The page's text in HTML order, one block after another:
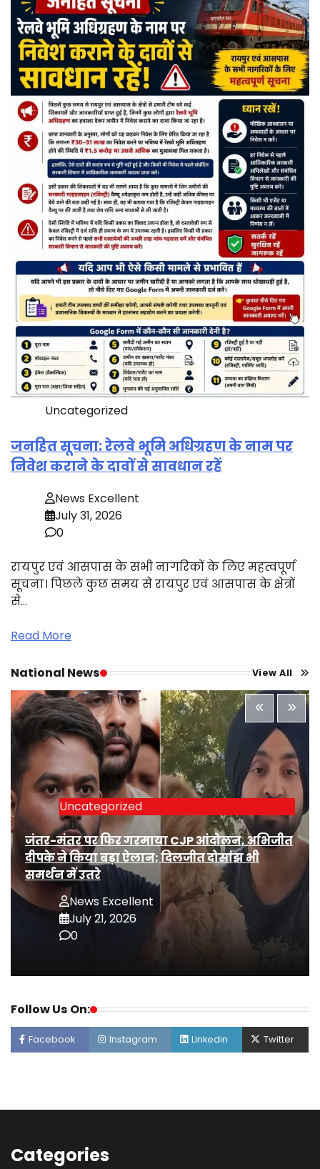
Uncategorized
जनहित सूचना: रेलवे भूमि अधिग्रहण के नाम पर
निवेश कराने के दावों से सावधान रहें
News Excellent
July 31, 2026
0
रायपुर एवं आसपास के सभी नागरिकों के लिए महत्वपूर्ण
सूचना। पिछले कुछ समय से रायपुर एवं आसपास के क्षेत्रों
से…
Read More
National News View All
Uncategorized
जंतर-मंतर पर फिर गरमाया CJP आंदोलन, अभिजीत
दीपके ने किया बड़ा ऐलान; दिलजीत दोसांझ भी
समर्थन में उतरे
News Excellent
July 21, 2026
0
Follow Us On:
Facebook Instagram Linkedin Twitter
Categories